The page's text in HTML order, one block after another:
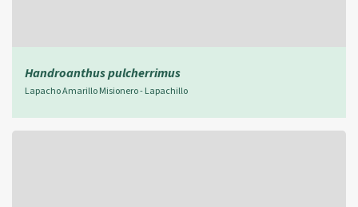
Handroanthus pulcherrimus
Lapacho Amarillo Misionero - Lapachillo